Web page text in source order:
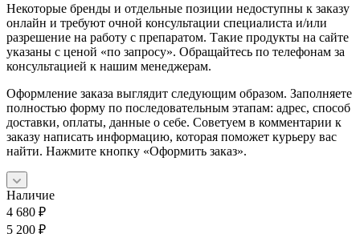
Некоторые бренды и отдельные позиции недоступны к заказу
онлайн и требуют очной консультации специалиста и/или
разрешение на работу с препаратом. Такие продукты на сайте
указаны с ценой «по запросу». Обращайтесь по телефонам за
консультацией к нашим менеджерам.
Оформление заказа выглядит следующим образом. Заполняете
полностью форму по последовательным этапам: адрес, способ
доставки, оплаты, данные о себе. Советуем в комментарии к
заказу написать информацию, которая поможет курьеру вас
найти. Нажмите кнопку «Оформить заказ».
Наличие
4 680 ₽
5 200 ₽